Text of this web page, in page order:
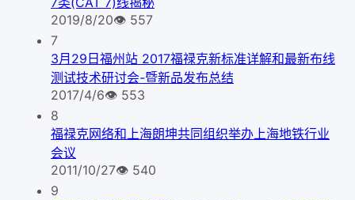
2019/8/20👁 557
7
3月29日福州站 2017福禄克新标准详解和最新布线
测试技术研讨会-暨新品发布总结
2017/4/6👁 553
8
福禄克网络和上海朗坤共同组织举办上海地铁行业
会议
2011/10/27👁 540
9